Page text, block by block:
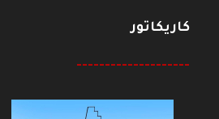
كاريكاتور
--------------------